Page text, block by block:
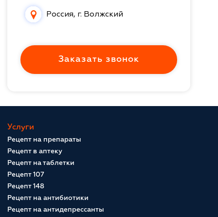
Россия, г. Волжский
Заказать звонок
Услуги
Рецепт на препараты
Рецепт в аптеку
Рецепт на таблетки
Рецепт 107
Рецепт 148
Рецепт на антибиотики
Рецепт на антидепрессанты